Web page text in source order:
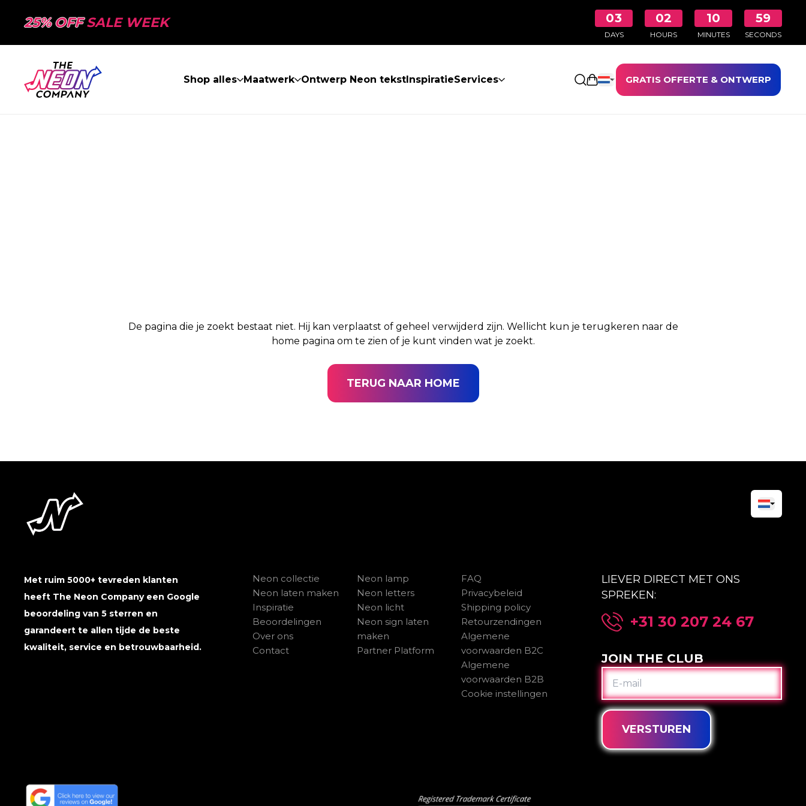
25% OFFSALE WEEK 03
DAYS
02
HOURS
10
MINUTES
58
SECONDS
Shop alles Maatwerk Ontwerp Neon tekstInspiratieServices Winkelwagen openen
GRATIS OFFERTE & ONTWERP
De pagina die je zoekt bestaat niet. Hij kan verplaatst of geheel verwijderd zijn. Wellicht kun je terugkeren naar de
home pagina om te zien of je kunt vinden wat je zoekt.
TERUG NAAR HOME
Met ruim 5000+ tevreden klanten
heeft The Neon Company een Google
beoordeling van 5 sterren en
garandeert te allen tijde de beste
kwaliteit, service en betrouwbaarheid.
Neon collectie
Neon laten maken
Inspiratie
Beoordelingen
Over ons
Contact
Neon lamp
Neon letters
Neon licht
Neon sign laten
maken
Partner Platform
FAQ
Privacybeleid
Shipping policy
Retourzendingen
Algemene
voorwaarden B2C
Algemene
voorwaarden B2B
Cookie instellingen
LIEVER DIRECT MET ONS
SPREKEN:
+31 30 207 24 67
JOIN THE CLUB
E-
MAIL
VERSTUREN